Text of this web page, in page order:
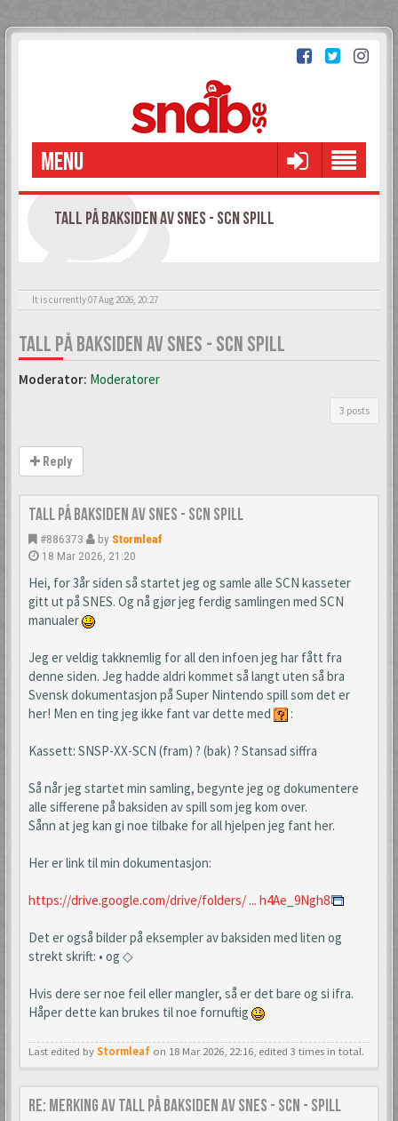
MENU
TALL PÅ BAKSIDEN AV SNES - SCN SPILL
It is currently 07 Aug 2026, 20:27
TALL PÅ BAKSIDEN AV SNES - SCN SPILL
Moderator: Moderatorer
3 posts
Reply
Tall på baksiden av SNES - SCN spill
#886373 by Stormleaf
18 Mar 2026, 21:20
Hei, for 3år siden så startet jeg og samle alle SCN kasseter
gitt ut på SNES. Og nå gjør jeg ferdig samlingen med SCN
manualer
Jeg er veldig takknemlig for all den infoen jeg har fått fra
denne siden. Jeg hadde aldri kommet så langt uten så bra
Svensk dokumentasjon på Super Nintendo spill som det er
her! Men en ting jeg ikke fant var dette med
:
Kassett: SNSP-XX-SCN (fram) ? (bak) ? Stansad siffra
Så når jeg startet min samling, begynte jeg og dokumentere
alle sifferene på baksiden av spill som jeg kom over.
Sånn at jeg kan gi noe tilbake for all hjelpen jeg fant her.
Her er link til min dokumentasjon:
https://drive.google.com/drive/folders/ ... h4Ae_9Ngh8
Det er også bilder på eksempler av baksiden med liten og
strekt skrift: • og ◇
Hvis dere ser noe feil eller mangler, så er det bare og si ifra.
Håper dette kan brukes til noe fornuftig
Last edited byStormleaf on 18 Mar 2026, 22:16, edited 3 times in total.
Re: Merking av tall på baksiden av SNES - SCN - spill